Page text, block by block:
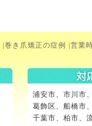
|巻き爪矯正の症例 |営業
浦安市、市川市
葛飾区、船橋市
千葉市、柏市、